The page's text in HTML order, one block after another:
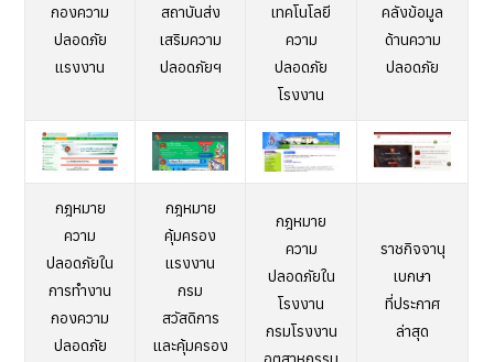
กองความ
ปลอดภัย
แรงงาน
สถาบันส่ง
เสริมความ
ปลอดภัยฯ
เทคโนโลยี
ความ
ปลอดภัย
โรงงาน
คลังข้อมูล
ด้านความ
ปลอดภัย
กฎหมาย
ความ
ปลอดภัยใน
การทำงาน
กองความ
ปลอดภัย
กฎหมาย
คุ้มครอง
แรงงาน
กรม
สวัสดิการ
และคุ้มครอง
กฎหมาย
ความ
ปลอดภัยใน
โรงงาน
กรมโรงงาน
ราชกิจจานุ
เบกษา
ที่ประกาศ
ล่าสุด